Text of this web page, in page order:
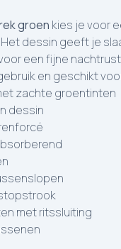
groen kies je voor
dessin geeft je
een fijne
en geschikt
zachte groentinten
dessin
met ritssluiting